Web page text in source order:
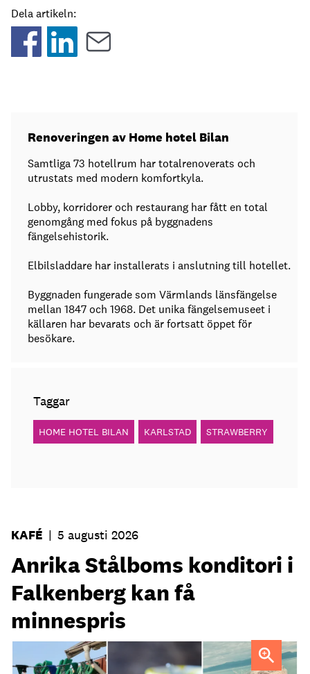
Dela artikeln:
Renoveringen av Home hotel Bilan
Samtliga 73 hotellrum har totalrenoverats och
utrustats med modern komfortkyla.
Lobby, korridorer och restaurang har fått en total
genomgång med fokus på byggnadens
fängelsehistorik.
Elbilsladdare har installerats i anslutning till hotellet.
Byggnaden fungerade som Värmlands länsfängelse
mellan 1847 och 1968. Det unika fängelsemuseet i
källaren har bevarats och är fortsatt öppet för
besökare.
Taggar
HOME HOTEL BILAN KARLSTAD STRAWBERRY
KAFÉ | 5 augusti 2026
Anrika Stålboms konditori i
Falkenberg kan få
minnespris
Heléne och Micael Stålbom